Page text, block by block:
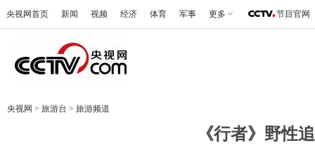
央视网首页 新闻 视频 经济 体育 军事 更多 节目官网
央视网 > 旅游台 > 旅游频道
《行者》野性